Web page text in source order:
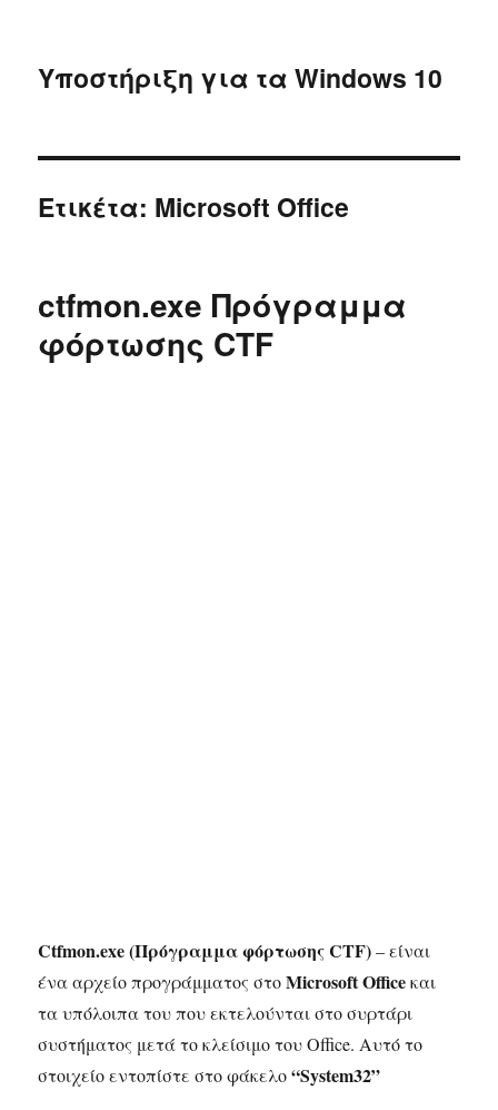
Υποστήριξη για τα Windows 10
Ετικέτα: Microsoft Office
ctfmon.exe Πρόγραμμα
φόρτωσης CTF
Ctfmon.exe (Πρόγραμμα φόρτωσης CTF)– είναι
ένα αρχείο προγράμματος στοMicrosoft Officeκαι
τα υπόλοιπα του που εκτελούνται στο συρτάρι
συστήματος μετά το κλείσιμο του Office. Αυτό το
στοιχείο εντοπίστε στο φάκελο“System32”